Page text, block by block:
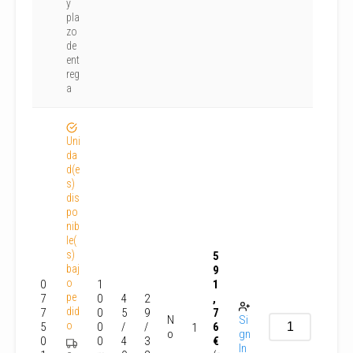
y
pla
zo
de
ent
reg
a
0
7
7
5
0
Uni
da
d(e
s)
dis
po
nib
le(
s)
baj
o
pe
did
o
1
0
0
0
0
4
5
/
4
2
9
/
3
N
o
1
5
9
1
,
7
6
€
Si
gn
In